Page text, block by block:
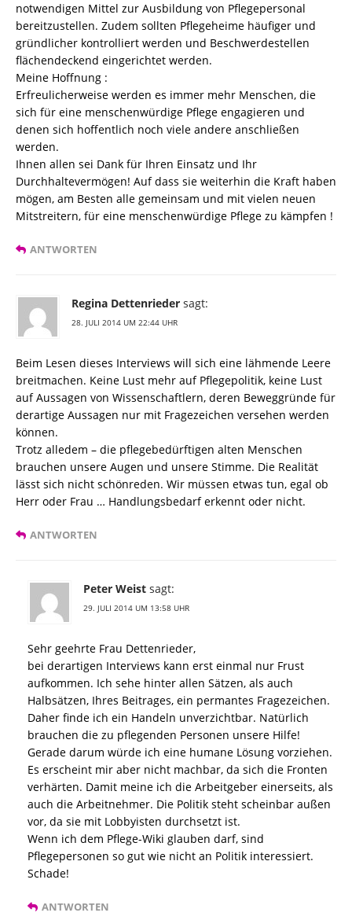
notwendigen Mittel zur Ausbildung von Pflegepersonal
bereitzustellen. Zudem sollten Pflegeheime häufiger und
gründlicher kontrolliert werden und Beschwerdestellen
flächendeckend eingerichtet werden.
Meine Hoffnung :
Erfreulicherweise werden es immer mehr Menschen, die
sich für eine menschenwürdige Pflege engagieren und
denen sich hoffentlich noch viele andere anschließen
werden.
Ihnen allen sei Dank für Ihren Einsatz und Ihr
Durchhaltevermögen! Auf dass sie weiterhin die Kraft haben
mögen, am Besten alle gemeinsam und mit vielen neuen
Mitstreitern, für eine menschenwürdige Pflege zu kämpfen !
ANTWORTEN
Regina Dettenrieder sagt:
28. JULI 2014 UM 22:44 UHR
Beim Lesen dieses Interviews will sich eine lähmende Leere
breitmachen. Keine Lust mehr auf Pflegepolitik, keine Lust
auf Aussagen von Wissenschaftlern, deren Beweggründe für
derartige Aussagen nur mit Fragezeichen versehen werden
können.
Trotz alledem – die pflegebedürftigen alten Menschen
brauchen unsere Augen und unsere Stimme. Die Realität
lässt sich nicht schönreden. Wir müssen etwas tun, egal ob
Herr oder Frau … Handlungsbedarf erkennt oder nicht.
ANTWORTEN
Peter Weist sagt:
29. JULI 2014 UM 13:58 UHR
Sehr geehrte Frau Dettenrieder,
bei derartigen Interviews kann erst einmal nur Frust
aufkommen. Ich sehe hinter allen Sätzen, als auch
Halbsätzen, Ihres Beitrages, ein permantes Fragezeichen.
Daher finde ich ein Handeln unverzichtbar. Natürlich
brauchen die zu pflegenden Personen unsere Hilfe!
Gerade darum würde ich eine humane Lösung vorziehen.
Es erscheint mir aber nicht machbar, da sich die Fronten
verhärten. Damit meine ich die Arbeitgeber einerseits, als
auch die Arbeitnehmer. Die Politik steht scheinbar außen
vor, da sie mit Lobbyisten durchsetzt ist.
Wenn ich dem Pflege-Wiki glauben darf, sind
Pflegepersonen so gut wie nicht an Politik interessiert.
Schade!
ANTWORTEN